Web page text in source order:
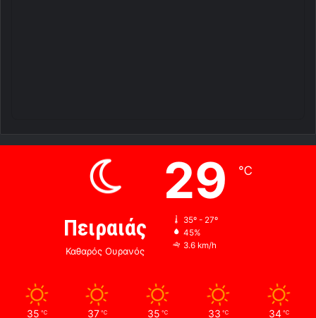
Πειραιάς
Καθαρός Ουρανός
29 ℃
35º - 27º
45%
3.6 km/h
35 ℃ 37 ℃ 35 ℃ 33 ℃ 34 ℃